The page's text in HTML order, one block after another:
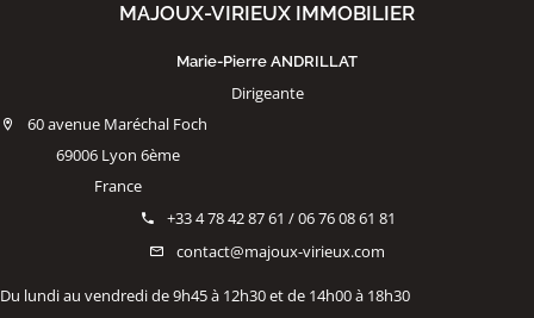
MAJOUX-VIRIEUX IMMOBILIER
Marie-Pierre ANDRILLAT
Dirigeante
60 avenue Maréchal Foch
69006 Lyon 6ème
France
+33 4 78 42 87 61 / 06 76 08 61 81
contact@majoux-virieux.com
Du lundi au vendredi de 9h45 à 12h30 et de 14h00 à 18h30